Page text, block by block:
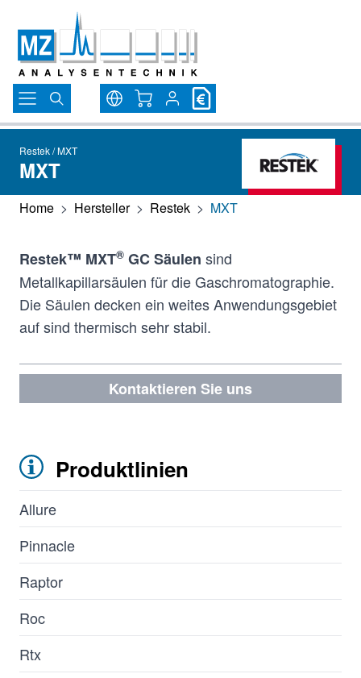
Direkt zum Inhalt
Warenkorb
Restek / MXT
MXT
Home > Hersteller > Restek > MXT
Restek™ MXT® GC Säulen sind
Metallkapillarsäulen für die Gaschromatographie.
Die Säulen decken ein weites Anwendungsgebiet
auf sind thermisch sehr stabil.
Kontaktieren Sie uns
Produktlinien
Allure
Pinnacle
Raptor
Roc
Rtx